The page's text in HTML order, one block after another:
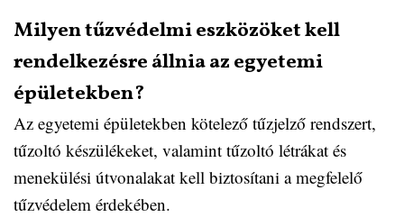
Milyen tűzvédelmi eszközöket kell
rendelkezésre állnia az egyetemi
épületekben?
Az egyetemi épületekben kötelező tűzjelző rendszert,
tűzoltó készülékeket, valamint tűzoltó létrákat és
menekülési útvonalakat kell biztosítani a megfelelő
tűzvédelem érdekében.